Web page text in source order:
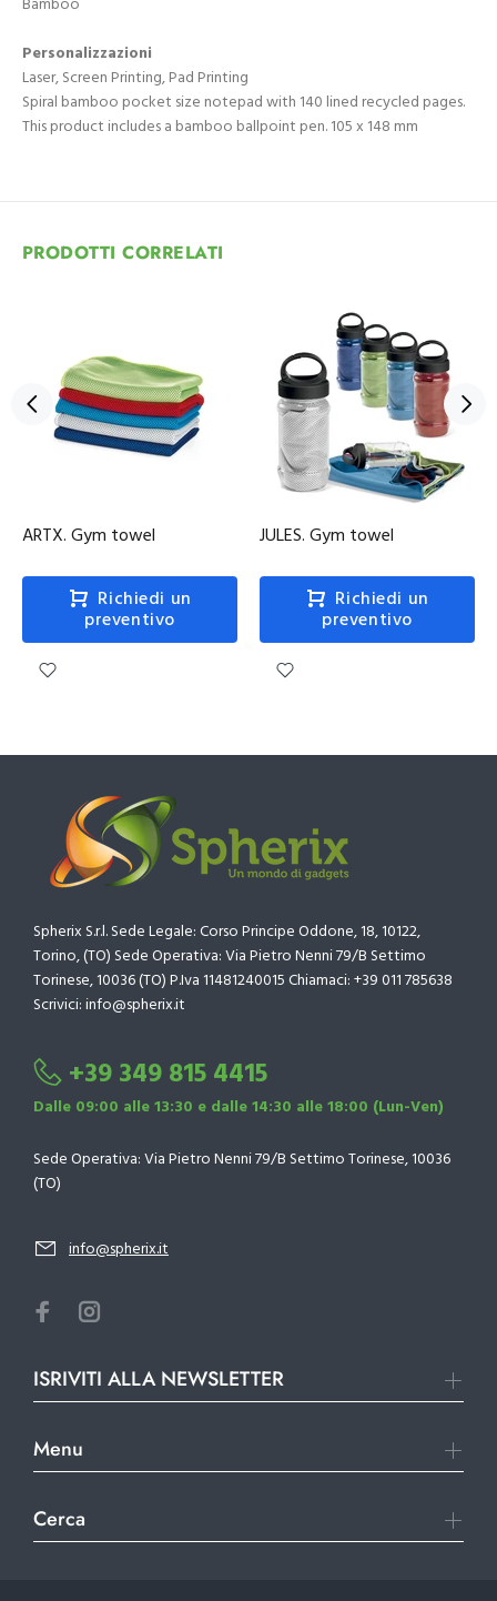
Personalizzazioni
Laser, Screen Printing, Pad Printing
Spiral bamboo pocket size notepad with 140 lined recycled pages.
This product includes a bamboo ballpoint pen. 105 x 148 mm
PRODOTTI CORRELATI
ARTX. Gym towel
Richiedi un
preventivo
JULES. Gym towel
Richiedi un
preventivo
Spherix S.r.l. Sede Legale: Corso Principe Oddone, 18, 10122,
Torino, (TO) Sede Operativa: Via Pietro Nenni 79/B Settimo
Torinese, 10036 (TO) P.Iva 11481240015 Chiamaci: +39 011 785638
Scrivici: info@spherix.it
+39 349 815 4415
Dalle 09:00 alle 13:30 e dalle 14:30 alle 18:00 (Lun-Ven)
Sede Operativa: Via Pietro Nenni 79/B Settimo Torinese, 10036
(TO)
info@spherix.it
ISRIVITI ALLA NEWSLETTER
Menu
Cerca